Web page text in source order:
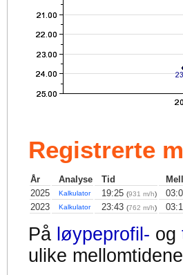
Registrerte
År Analyse Tid
2025
Kalkulator 19:25 (931 m/h)
2023 Kalkulator 23:43 (762 m/h)
På løypeprofil- og
ulike